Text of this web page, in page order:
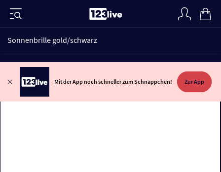
Sonnenbrille gold/schwarz
Mit der App noch schneller zum Schnäppchen! Zur App